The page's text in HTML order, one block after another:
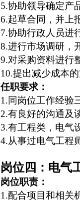
5.协助领导确定产
6.起草合同，并上
7.协助行政人员进
8.进行市场调研，
9.对采购资料进行
10.提出减少成本的
任职要求：
1.同岗位工作经验
2.有良好的沟通及
3.有工程类，电气
4.从事过电气工程
岗位四：电气
岗位职责：
1.配合项目和相关